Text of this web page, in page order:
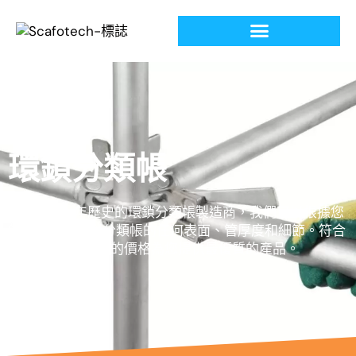
環鎖分類帳
中國有 20 年歷史的環鎖分類帳製造商，我們可以根據您
的要求定制環鎖分類帳的任何表面、管厚度和細節。符合
EN 標準，以低廉的價格為您提供最優質的產品。